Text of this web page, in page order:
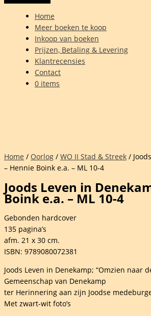
Home
Meer boeken te koop
Inkoop van boeken
Prijzen, Betaling & Levering
Klantrecensies
Contact
0 items
Home / Oorlog / WO II Stad & Streek /
– Hennie Boink e.a. – ML 10-4
Joods Leven in
Boink e.a. – ML 10-4
Gebonden hardcover
135 pagina’s
afm. 21 x 30 cm.
ISBN: 9789080072381
Joods Leven in Denekamp; “Omzien naar
Gemeenschap van Denekamp
ter Herinnering aan zijn Joodse
Met zwart-wit foto’s